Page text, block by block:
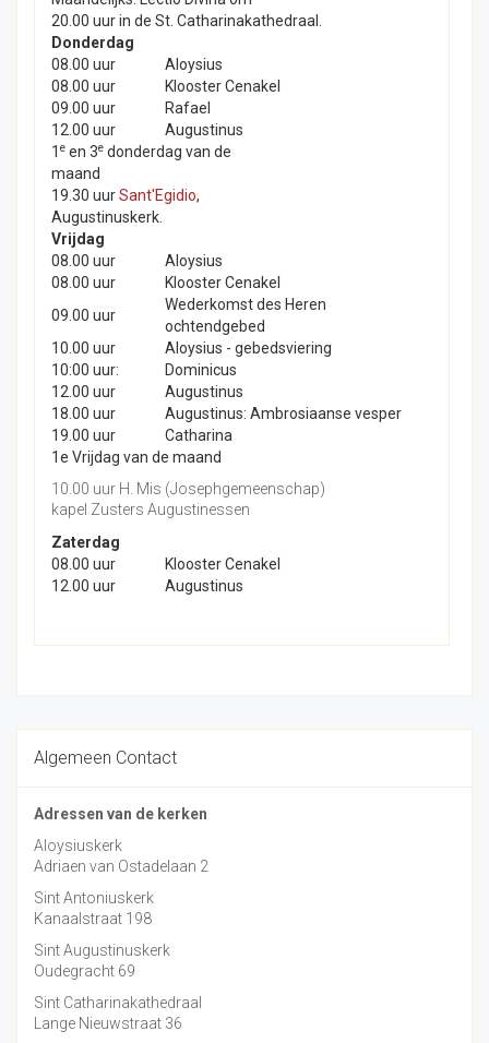
20.00 uur in de St. Catharinakathedraal.
Donderdag
08.00 uur
Aloysius
08.00 uur
Klooster Cenakel
09.00 uur
Rafael
12.00 uur
Augustinus
1 e en 3e donderdag van de
maand
19.30 uurSant'Egidio,
Augustinuskerk.
Vrijdag
08.00 uur
Aloysius
08.00 uur
Klooster Cenakel
09.00 uur
Wederkomst des Heren
ochtendgebed
10.00 uur
Aloysius - gebedsviering
10:00 uur:
Dominicus
12.00 uur
Augustinus
18.00 uur
Augustinus: Ambrosiaanse vesper
19.00 uur
Catharina
1e Vrijdag van de maand
10.00 uur H. Mis (Josephgemeenschap)
kapel Zusters Augustinessen
Zaterdag
08.00 uur
Klooster Cenakel
12.00 uur
Augustinus
Algemeen Contact
Adressen van de kerken
Aloysiuskerk
Adriaen van Ostadelaan 2
Sint Antoniuskerk
Kanaalstraat 198
Sint Augustinuskerk
Oudegracht 69
Sint Catharinakathedraal
Lange Nieuwstraat 36